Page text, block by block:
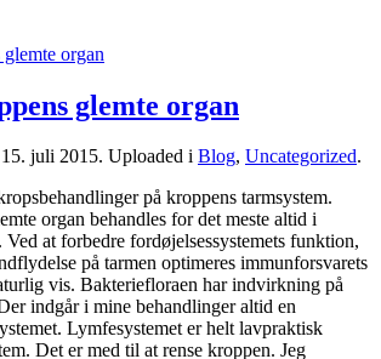
glemte organ
15. juli 2015. Uploaded i Blog, Uncategorized.
på kroppens tarmsystem.
organ behandles for det meste altid i
at forbedre fordøjelsessystemets funktion,
på tarmen optimeres immunforsvarets
vis. Bakteriefloraen har indvirkning på
indgår i mine behandlinger altid en
Lymfesystemet er helt lavpraktisk
Det er med til at rense kroppen. Jeg